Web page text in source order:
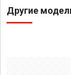
Другие